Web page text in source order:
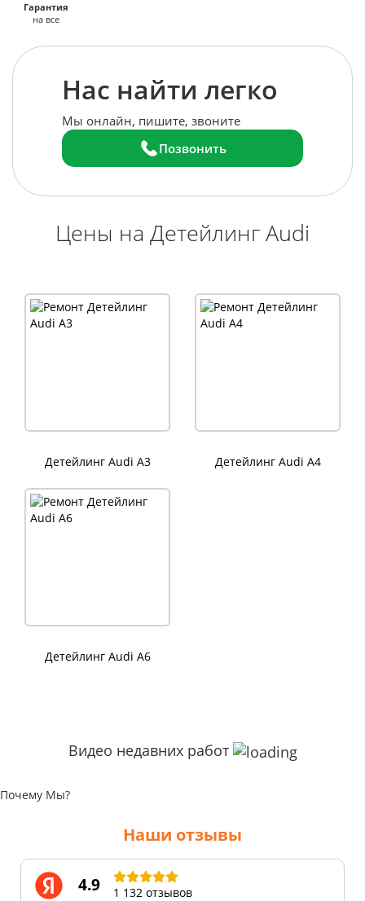
Гарантия
на все
Нас найти легко
Мы онлайн, пишите, звоните
Позвонить
Цены на Детейлинг Audi
Детейлинг Audi A3 Детейлинг Audi A4
Детейлинг Audi A6
Видео недавних работ
Почему Мы?
Наши отзывы
4.9 1 132 отзывов